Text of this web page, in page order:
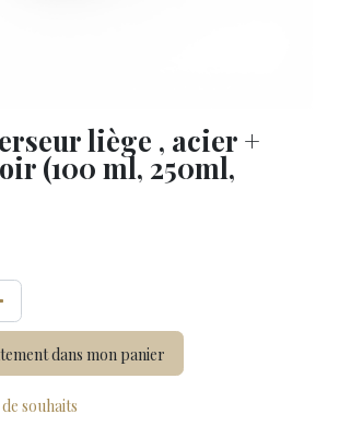
liège , acier +
(100 ml, 250ml,
dans mon panier
souhaits